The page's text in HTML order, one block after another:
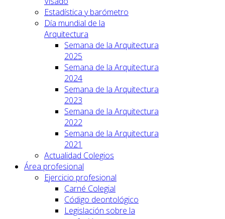
Estadística y barómetro
Día mundial de la
Arquitectura
Semana de la Arquitectura
2025
Semana de la Arquitectura
2024
Semana de la Arquitectura
2023
Semana de la Arquitectura
2022
Semana de la Arquitectura
2021
Actualidad Colegios
Área profesional
Ejercicio profesional
Carné Colegial
Código deontológico
Legislación sobre la